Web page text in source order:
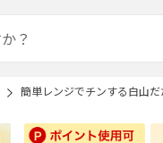
簡単レンジでチンする白山